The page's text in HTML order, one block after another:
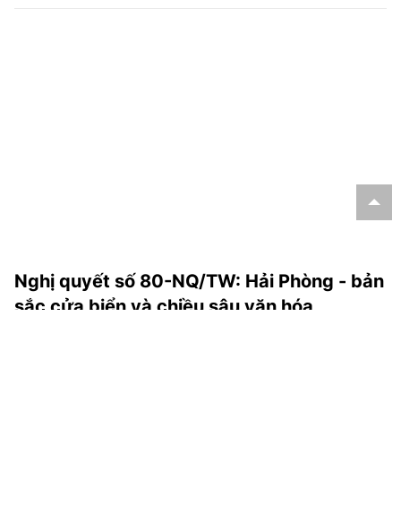
Nghị quyết số 80-NQ/TW: Hải Phòng - bản
sắc cửa biển và chiều sâu văn hóa